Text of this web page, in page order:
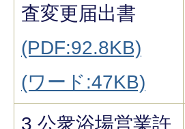
査変更届出書
(PDF:92.8KB)
(ワード:47KB)
3 公衆浴場営業許